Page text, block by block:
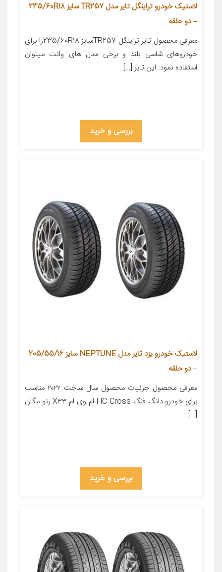
لاستیک خودرو تراینگل تایر مدل TR257 سایز 235/60R18
– دو حلقه
معرفی محصول تایر تراینگل TR257سایز 235/60R18را برای
خودروهای شاسی بلند و برخی مدل های وانت میتوان
استفاده نمود. این تایر […]
بررسی و خرید
لاستیک خودرو یزد تایر مدل NEPTUNE سایز 205/55/16
– دو حلقه
معرفی محصول جزئیات محصول سال ساخت ۲۰۲۲ مناسب
برای خودرو دانگ فنگ HC Cross ام وی ام X۳۳ رنو مگان
[…]
بررسی و خرید